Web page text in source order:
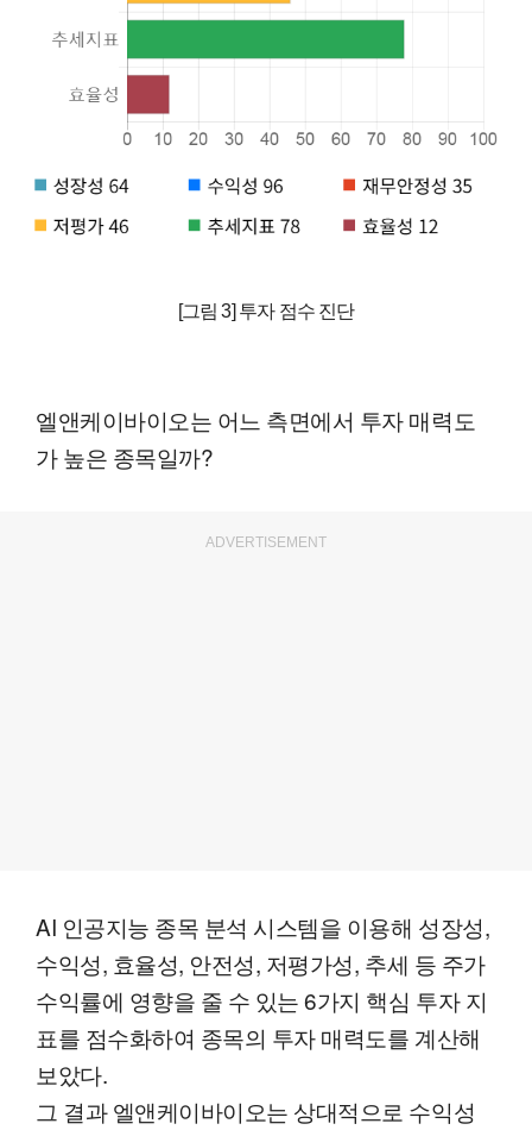
[그림 3] 투자 점수 진단
엘앤케이바이오는 어느 측면에서 투자 매력도
가 높은 종목일까?
ADVERTISEMENT
AI 인공지능 종목 분석 시스템을 이용해 성장성,
수익성, 효율성, 안전성, 저평가성, 추세 등 주가
수익률에 영향을 줄 수 있는 6가지 핵심 투자 지
표를 점수화하여 종목의 투자 매력도를 계산해
보았다.
그 결과 엘앤케이바이오는 상대적으로 수익성